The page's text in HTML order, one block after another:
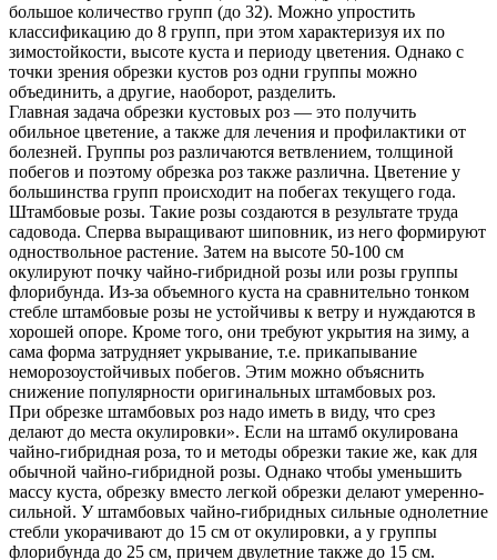
большое количество групп (до 32). Можно упростить
классификацию до 8 групп, при этом характеризуя их по
зимостойкости, высоте куста и периоду цветения. Однако с
точки зрения обрезки кустов роз одни группы можно
объединить, а другие, наоборот, разделить.
Главная задача обрезки кустовых роз — это получить
обильное цветение, а также для лечения и профилактики от
болезней. Группы роз различаются ветвлением, толщиной
побегов и поэтому обрезка роз также различна. Цветение у
большинства групп происходит на побегах текущего года.
Штамбовые розы. Такие розы создаются в результате труда
садовода. Сперва выращивают шиповник, из него формируют
одноствольное растение. Затем на высоте 50-100 см
окулируют почку чайно-гибридной розы или розы группы
флорибунда. Из-за объемного куста на сравнительно тонком
стебле штамбовые розы не устойчивы к ветру и нуждаются в
хорошей опоре. Кроме того, они требуют укрытия на зиму, а
сама форма затрудняет укрывание, т.е. прикапывание
неморозоустойчивых побегов. Этим можно объяснить
снижение популярности оригинальных штамбовых роз.
При обрезке штамбовых роз надо иметь в виду, что срез
делают до места окулировки». Если на штамб окулирована
чайно-гибридная роза, то и методы обрезки такие же, как для
обычной чайно-гибридной розы. Однако чтобы уменьшить
массу куста, обрезку вместо легкой обрезки делают умеренно-
сильной. У штамбовых чайно-гибридных сильные однолетние
стебли укорачивают до 15 см от окулировки, а у группы
флорибунда до 25 см, причем двулетние также до 15 см.